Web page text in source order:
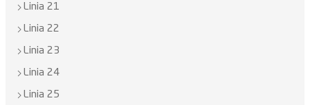
Linia 21
Linia 22
Linia 23
Linia 24
Linia 25